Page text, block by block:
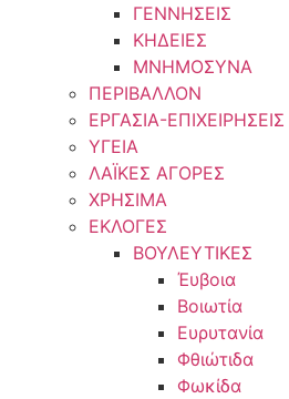
ΓΕΝΝΗΣΕΙΣ
ΚΗΔΕΙΕΣ
ΜΝΗΜΟΣΥΝΑ
ΠΕΡΙΒΑΛΛΟΝ
ΕΡΓΑΣΙΑ-ΕΠΙΧΕΙΡΗΣΕΙΣ
ΥΓΕΙΑ
ΛΑΪΚΕΣ ΑΓΟΡΕΣ
ΧΡΗΣΙΜΑ
ΕΚΛΟΓΕΣ
ΒΟΥΛΕΥΤΙΚΕΣ
Έυβοια
Βοιωτία
Ευρυτανία
Φθιώτιδα
Φωκίδα